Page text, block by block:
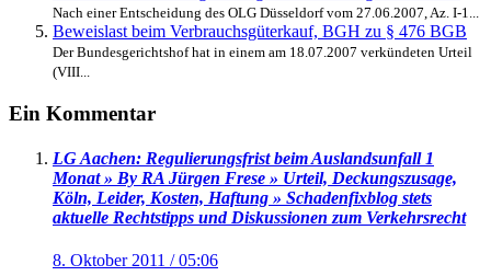
Nach einer Entscheidung des OLG Düsseldorf vom 27.06.2007, Az. I-1...
Beweislast beim Verbrauchsgüterkauf, BGH zu § 476 BGB
Der Bundesgerichtshof hat in einem am 18.07.2007 verkündeten Urteil
(VIII...
Ein Kommentar
LG Aachen: Regulierungsfrist beim Auslandsunfall 1
Monat » By RA Jürgen Frese » Urteil, Deckungszusage,
Köln, Leider, Kosten, Haftung » Schadenfixblog stets
aktuelle Rechtstipps und Diskussionen zum Verkehrsrecht
8. Oktober 2011 / 05:06